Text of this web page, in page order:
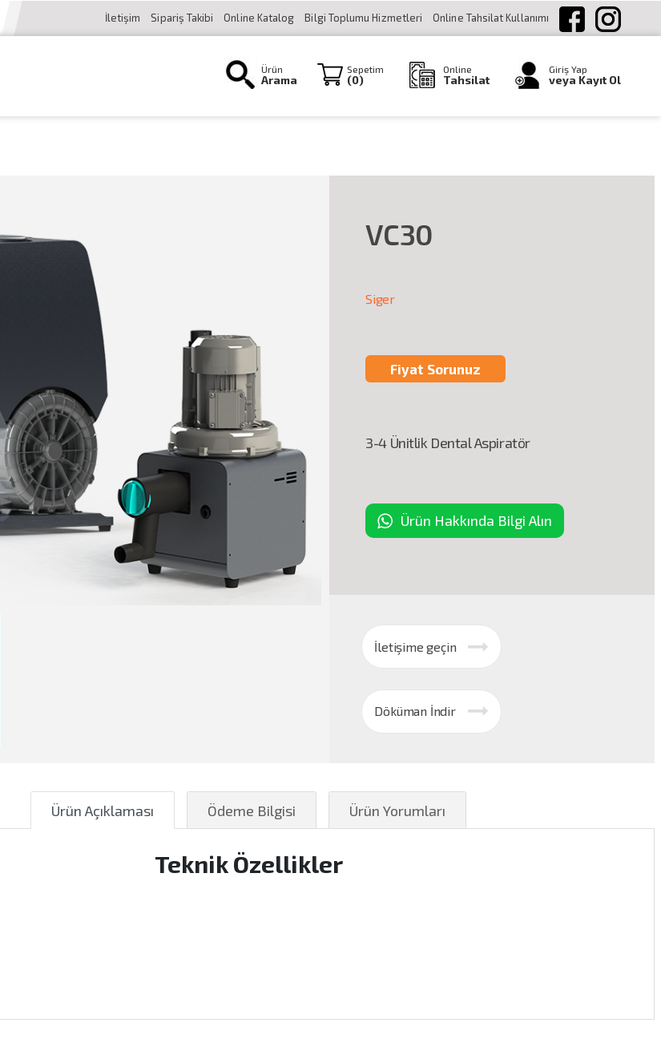
İletişim Sipariş Takibi Online Katalog Bilgi Toplumu Hizmetleri Online Tahsilat Kullanımı
Ürün
Arama
Sepetim
(0)
Online
Tahsilat
Giriş Yap
veya Kayıt Ol
VC30
Siger
Fiyat Sorunuz
3-4 Ünitlik Dental Aspiratör
Ürün Hakkında Bilgi Alın
İletişime geçin
Döküman İndir
Ürün Açıklaması Ödeme Bilgisi Ürün Yorumları
Teknik Özellikler